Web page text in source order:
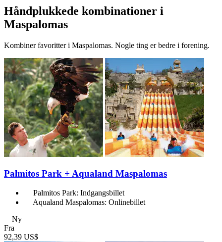
Håndplukkede kombinationer i
Maspalomas
Kombiner favoritter i Maspalomas. Nogle ting er bedre i forening.
Palmitos Park + Aqualand Maspalomas
Palmitos Park: Indgangsbillet
Aqualand Maspalomas: Onlinebillet
Ny
Fra
92,39 US$